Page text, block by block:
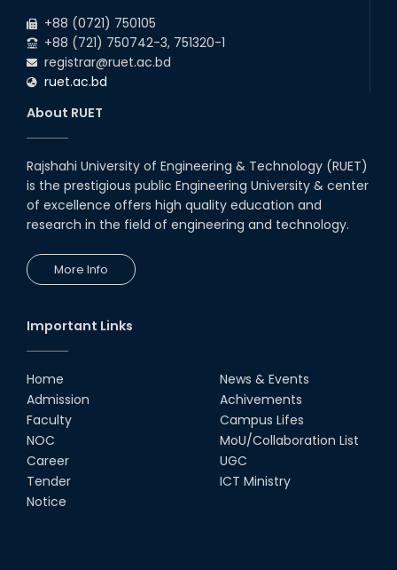
+88 (0721) 750105
+88 (721) 750742-3, 751320-1
registrar@ruet.ac.bd
ruet.ac.bd
About RUET
Rajshahi University of Engineering & Technology (RUET)
is the prestigious public Engineering University & center
of excellence offers high quality education and
research in the field of engineering and technology.
More Info
Important Links
Home
Admission
Faculty
NOC
Career
Tender
Notice
News & Events
Achivements
Campus Lifes
MoU/Collaboration List
UGC
ICT Ministry